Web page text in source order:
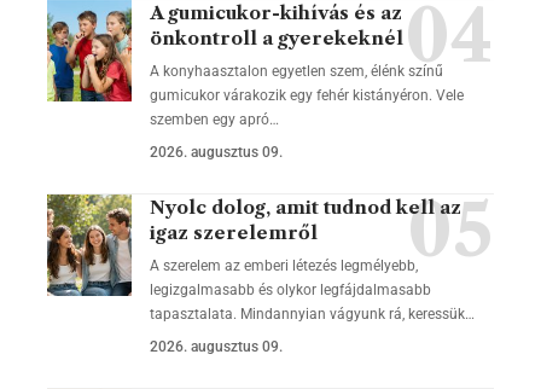
A gumicukor-kihívás és az
önkontroll a gyerekeknél
A konyhaasztalon egyetlen szem, élénk színű
gumicukor várakozik egy fehér kistányéron. Vele
szemben egy apró…
2026. augusztus 09.
Nyolc dolog, amit tudnod kell az
igaz szerelemről
A szerelem az emberi létezés legmélyebb,
legizgalmasabb és olykor legfájdalmasabb
tapasztalata. Mindannyian vágyunk rá, keressük…
2026. augusztus 09.